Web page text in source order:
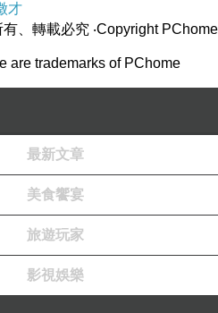
才
有、轉載必究 ‧Copyright PChome
are trademarks of PChome
最新文章
美食饗宴
旅遊玩家
影視娛樂